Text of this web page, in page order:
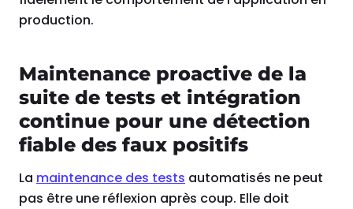
production.
Maintenance proactive de la
suite de tests et intégration
continue pour une détection
fiable des faux positifs
La maintenance des tests automatisés ne peut
pas être une réflexion après coup. Elle doit